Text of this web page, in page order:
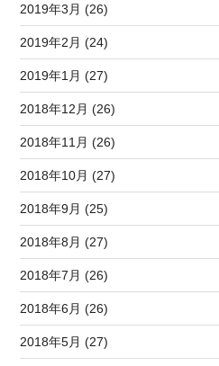
2019年3月 (26)
2019年2月 (24)
2019年1月 (27)
2018年12月 (26)
2018年11月 (26)
2018年10月 (27)
2018年9月 (25)
2018年8月 (27)
2018年7月 (26)
2018年6月 (26)
2018年5月 (27)